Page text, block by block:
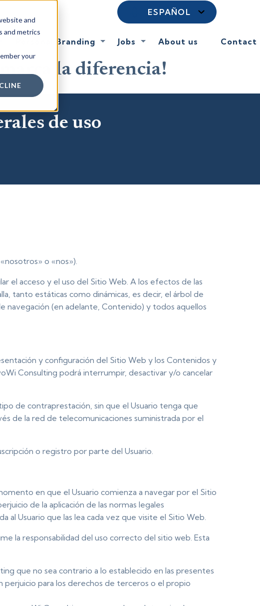
and
and metrics
your
ESPAÑOL
Personal Branding Jobs About us Contact
la diferencia!
de uso
o «nos»).
el acceso y el uso del Sitio Web. A los efectos de las
tanto estáticas como dinámicas, es decir, el árbol de
navegación (en adelante, Contenido) y todos aquellos
y configuración del Sitio Web y los Contenidos y
Consulting podrá interrumpir, desactivar y/o cancelar
de contraprestación, sin que el Usuario tenga que
de la red de telecomunicaciones suministrada por el
o registro por parte del Usuario.
en que el Usuario comienza a navegar por el Sitio
de la aplicación de las normas legales
al Usuario que las lea cada vez que visite el Sitio Web.
la responsabilidad del uso correcto del sitio web. Esta
que no sea contrario a lo establecido en las presentes
perjuicio para los derechos de terceros o el propio